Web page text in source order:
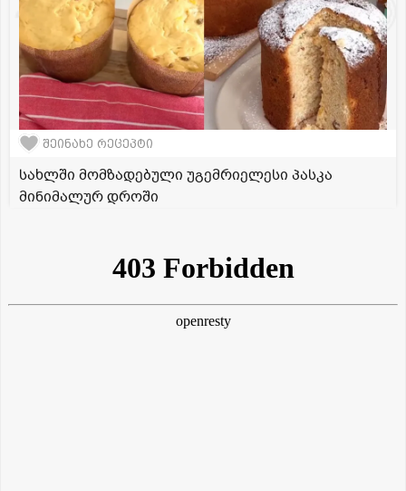
შეინახე რეცეპტი
სახლში მომზადებული უგემრიელესი პასკა
მინიმალურ დროში